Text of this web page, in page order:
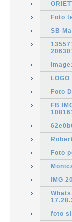
Foto
SB
Foto
FB
Foto
IMG
foto